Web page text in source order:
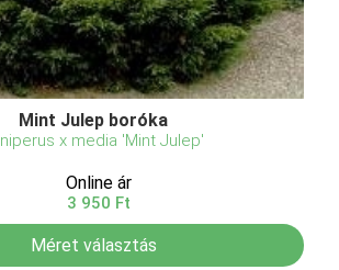
Mint Julep boróka
x media 'Mint Julep'
Online ár
3 950 Ft
Méret választás